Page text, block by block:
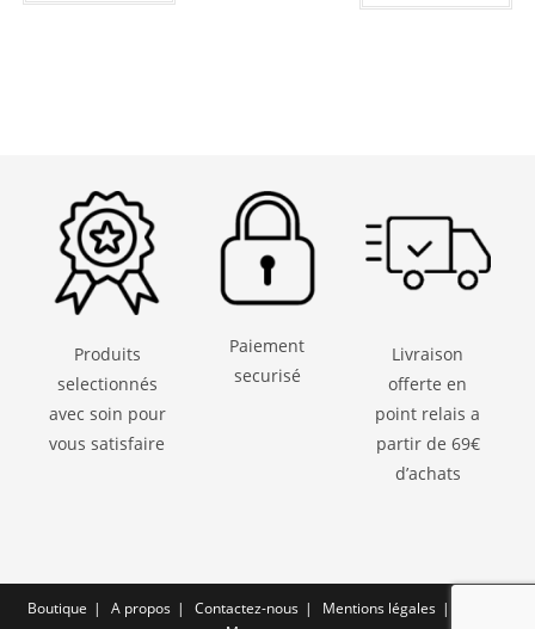
Produits
selectionnés
avec soin pour
vous satisfaire
Paiement
securisé
Livraison
offerte en
point relais a
partir de 69€
d’achats
Boutique A propos Contactez-nous Mentions légales